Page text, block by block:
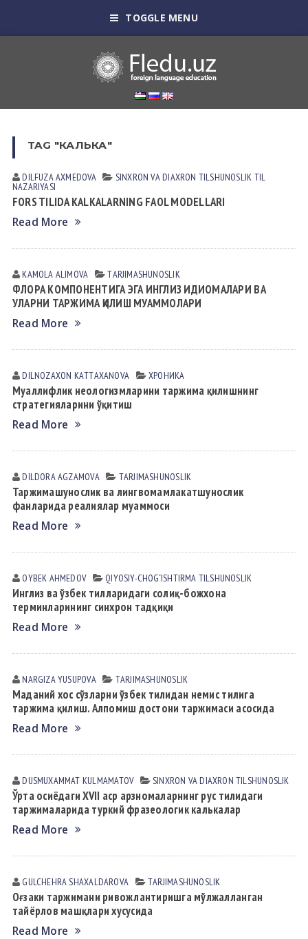
TOGGLE MENU
TAG "КАЛЬКА"
DILFUZA AXMEDOVA SINXRON VА DIАXRON TILSHUNOSLIK TIL
NАZАRIYASI
FORS TILIDA KALKALARNING FAOL MODELLARI
Read More
KAMOLA АLIMOVА TАRJIMАSHUNOSLIK
ФЛОРА КОМПОНЕНТИГА ЭГА ИНГЛИЗ ИДИОМАЛАРИ ВА
УЛАРНИ ТАРЖИМА ҚИЛИШ МУАММОЛАРИ
Read More
DILNOZAXON KАTTАXАNOVА ХРОНИКА
Муаллифлик неологизмларини таржима қилишнинг
стратегияларини ўқитиш
Read More
DILDORA АGZАMOVА TАRJIMАSHUNOSLIK
Таржимашунослик ва лингвомамлакатшунослик
фанларида реалиялар муаммоси
Read More
OYBEK АHMEDOV QIYOSIY-CHOG‘ISHTIRMA TILSHUNOSLIK
Инглиз ва ўзбек тилларидаги солиқ-божхона
терминларининг синхрон тадқиқи
Read More
NARGIZA YUSUPOVА TАRJIMАSHUNOSLIK
Маданий хос сўзларни ўзбек тилидан немис тилига
таржима қилиш. Алпомиш достони таржимаси асосида
Read More
DUSMUXAMMAT KULMАMАTOV SINXRON VА DIАXRON TILSHUNOSLIK
Ўрта осиёдаги XVII аср арзномаларнинг рус тилидаги
таржималарида туркий фразеологик калькалар
Read More
GULCHEHRA SHАXАLDАROVА TАRJIMАSHUNOSLIK
Оғзаки таржимани ривожлантиришга мўлжалланган
тайёрлов машқлари хусусида
Read More